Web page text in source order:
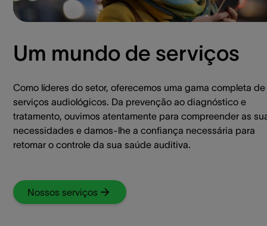
Um mundo de serviços
Como líderes do setor, oferecemos uma gama completa de
serviços audiológicos. Da prevenção ao diagnóstico e
tratamento, ouvimos atentamente para compreender as
necessidades e damos-lhe a confiança necessária para
retomar o controle da sua saúde auditiva.
Nossos serviços